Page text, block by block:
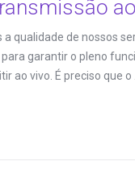
qualidade de nossos
garantir o pleno
vivo. É preciso que o ...